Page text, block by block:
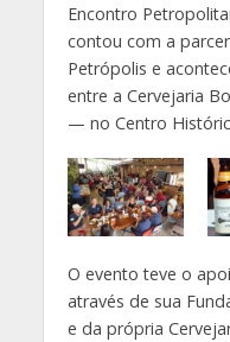
Encontro
contou com a
Petrópolis e
entre a Cervejaria
— no Centro
O evento teve o
através de sua
e da própria